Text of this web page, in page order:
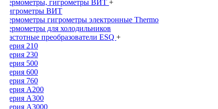
Термометры, гигрометры ВИТ +
Гигрометры ВИТ
Термометры гигрометры электронные Thermo
Термометры для холодильников
Частотные преобразователи ESQ +
Серия 210
Серия 230
Серия 500
Серия 600
Серия 760
Серия А200
Серия А300
Серия А3000